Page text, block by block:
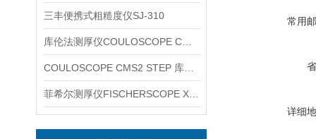
三丰便携式粗糙度仪SJ-310 常用
详细